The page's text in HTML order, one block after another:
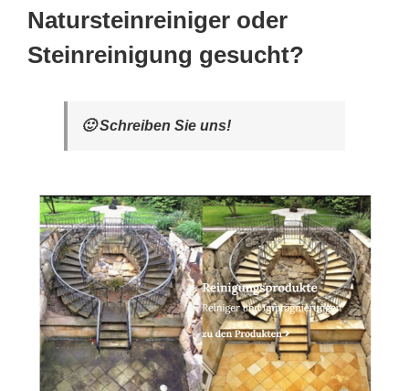
Natursteinreiniger oder
Steinreinigung gesucht?
🙂 Schreiben Sie uns!